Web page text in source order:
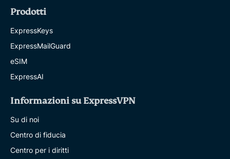
Prodotti
ExpressKeys
ExpressMailGuard
eSIM
ExpressAI
Informazioni su ExpressVPN
Su di noi
Centro di fiducia
Centro per i diritti